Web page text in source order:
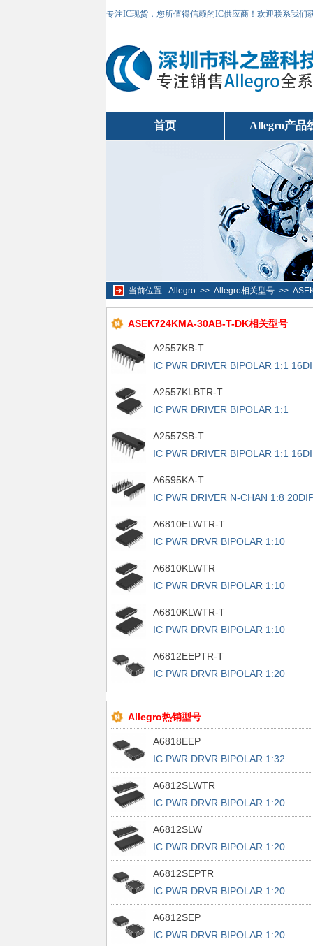
专注IC现货，您所值得信赖的IC供应商！欢迎联系我们
首页 Allegro产品
当前位置: Allegro>> Allegro相关型号>>
ASEK724KMA-30AB-T-DK相关型号
A2557KB-T
IC PWR DRIVER BIPOLAR 1:1
A2557KLBTR-T
IC PWR DRIVER BIPOLAR 1:1
16SOIC
A2557SB-T
IC PWR DRIVER BIPOLAR 1:1
A6595KA-T
IC PWR DRIVER N-CHAN 1:8
A6810ELWTR-T
IC PWR DRVR BIPOLAR 1:10
20SOIC
A6810KLWTR
IC PWR DRVR BIPOLAR 1:10
20SOIC
A6810KLWTR-T
IC PWR DRVR BIPOLAR 1:10
20SOIC
A6812EEPTR-T
IC PWR DRVR BIPOLAR 1:20
28PLCC
Allegro热销型号
A6818EEP
IC PWR DRVR BIPOLAR 1:32
44PLCC
A6812SLWTR
IC PWR DRVR BIPOLAR 1:20
28SOIC
A6812SLW
IC PWR DRVR BIPOLAR 1:20
28SOIC
A6812SEPTR
IC PWR DRVR BIPOLAR 1:20
28PLCC
A6812SEP
IC PWR DRVR BIPOLAR 1:20